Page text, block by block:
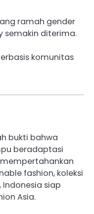
ramah gender
semakin diterima.
komunitas
bukti bahwa
beradaptasi
fashion, koleksi
siap
Asia.